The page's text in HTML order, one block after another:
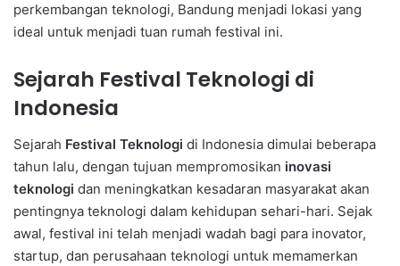
perkembangan teknologi, Bandung menjadi lokasi yang
ideal untuk menjadi tuan rumah festival ini.
Sejarah Festival Teknologi di
Indonesia
Sejarah Festival Teknologi di Indonesia dimulai beberapa
tahun lalu, dengan tujuan mempromosikan inovasi
teknologi dan meningkatkan kesadaran masyarakat akan
pentingnya teknologi dalam kehidupan sehari-hari. Sejak
awal, festival ini telah menjadi wadah bagi para inovator,
startup, dan perusahaan teknologi untuk memamerkan